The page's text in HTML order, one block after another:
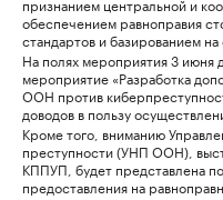
обеспечением равноправия
стандартов и базированием
На полях мероприятия 3 июня
мероприятие «Разработка
ООН против
доводов в пользу
Кроме того, вниманию
преступности (УНП ООН),
КППУП, будет представлена
предоставления на